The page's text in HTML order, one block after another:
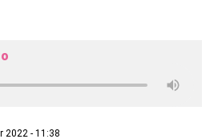
2022 - 11:38